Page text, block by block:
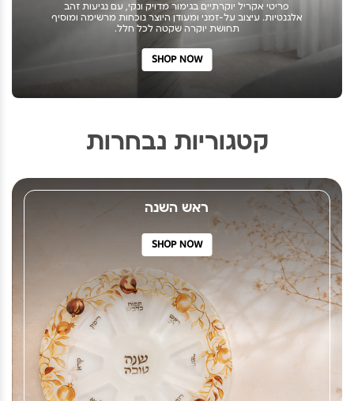
פריטי אקריל יוקרתיים בגימור מדויק ונקי, עם נגיעות זהב
אלגנטיות. עיצוב על-זמני ומעודן היוצר נוכחות מרשימה ומוסיף
תחושת יוקרה שקטה לכל חלל.
SHOP NOW
קטגוריות נבחרות
ראש השנה
SHOP NOW